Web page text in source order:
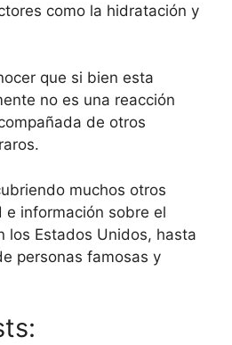
como la hidratación y
que si bien esta
no es una reacción
de otros
muchos otros
información sobre el
los Estados Unidos, hasta
personas famosas y